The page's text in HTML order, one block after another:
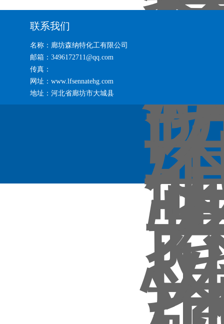
联系我们
名称：廊坊森纳特化工有限公司
邮箱：3496172711@qq.com
传真：
网址：www.lfsennatehg.com
地址：河北省廊坊市大城县